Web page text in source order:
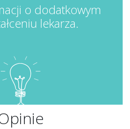
o dodatkowym
lekarza.